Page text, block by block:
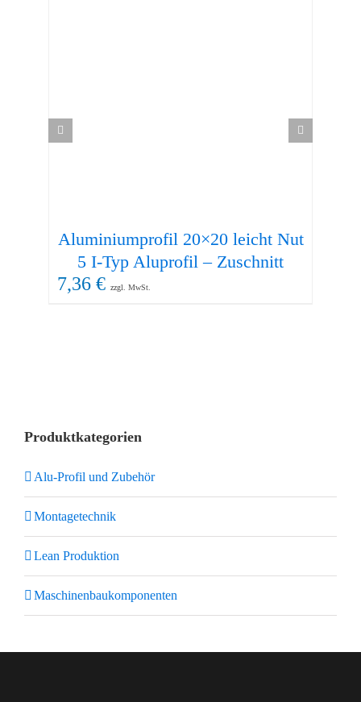
Aluminiumprofil 20×20 leicht Nut
5 I-Typ Aluprofil – Zuschnitt
7,36 € zzgl. MwSt.
Produktkategorien
Alu-Profil und Zubehör
Montagetechnik
Lean Produktion
Maschinenbaukomponenten